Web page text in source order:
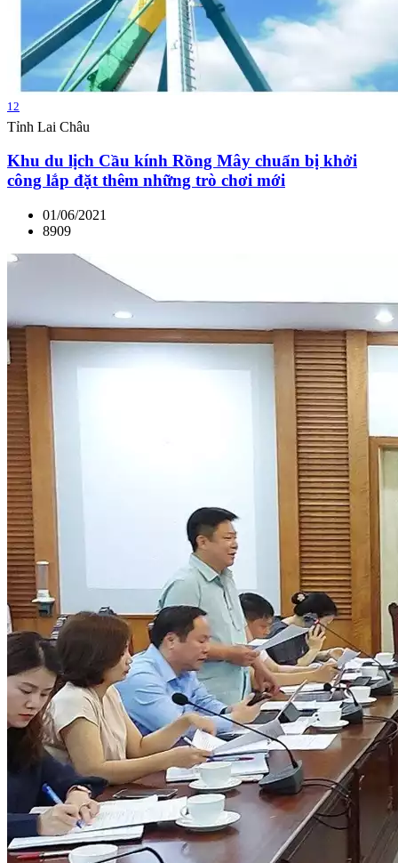
12
Tỉnh Lai Châu
Khu du lịch Cầu kính Rồng Mây chuẩn bị khởi
công lắp đặt thêm những trò chơi mới
01/06/2021
8909